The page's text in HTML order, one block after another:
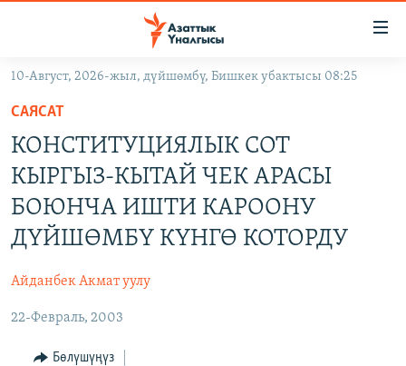
Навигацияга
өтүңүз
Издөөгө
салыңыз
САЯСАТ
ЭКОНОМИКА
ДҮЙНӨ
БОРБОР АЗИЯ
УКРАИНА
АТАЙЫН ИЛИКТӨӨ
БҮГҮН АЗАТТЫКТА
ЭКСПЕРТТЕР ТАЛДАЙТ
БИЗ ЖАНА ДҮЙНӨ
ПОДКАСТ
ӨЗГӨЧӨ ПИКИР
10-Август, 2026-жыл, дүйшөмбү, Бишкек убактысы 08:25
САЯСАТ
КОНСТИТУЦИЯЛЫК СОТ
КЫРГЫЗ-КЫТАЙ ЧЕК АРАСЫ
БОЮНЧА ИШТИ КАРООНУ
ДҮЙШӨМБҮ КҮНГӨ КОТОРДУ
Айданбек Акмат уулу
22-Февраль, 2003
Бөлүшүңүз